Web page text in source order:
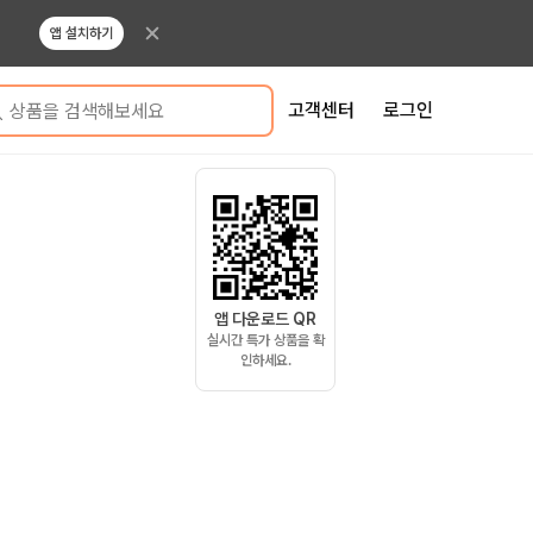
앱 설치하기
상품을 검색해보세요 고객센터 로그인
앱 다운로드 QR
실시간 특가 상품을 확
인하세요.